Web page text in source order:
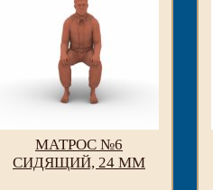
МАТРОС №6
СИДЯЩИЙ, 24 ММ